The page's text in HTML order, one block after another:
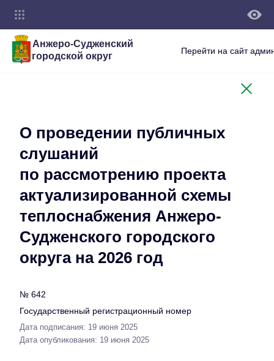
Анжеро-Судженский
городской округ
Перейти на сайт
О проведении публичных
слушаний
по рассмотрению проекта
актуализированной схемы
теплоснабжения Анжеро-
Судженского городского
округа на 2026 год
№ 642
Государственный регистрационный номер
Дата подписания: 19 июня 2025
Дата опубликования: 19 июня 2025